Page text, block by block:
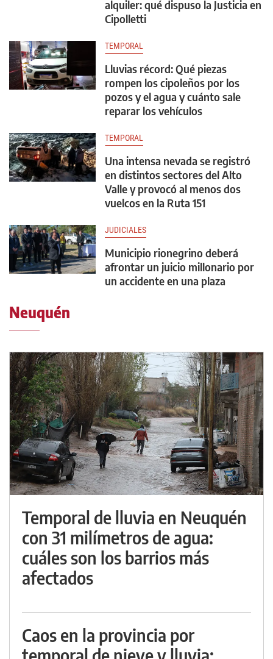
alquiler: qué dispuso la Justicia en
Cipolletti
TEMPORAL
Lluvias récord: Qué piezas
rompen los cipoleños por los
pozos y el agua y cuánto sale
reparar los vehículos
TEMPORAL
Una intensa nevada se registró
en distintos sectores del Alto
Valle y provocó al menos dos
vuelcos en la Ruta 151
JUDICIALES
Municipio rionegrino deberá
afrontar un juicio millonario por
un accidente en una plaza
Neuquén
Temporal de lluvia en Neuquén
con 31 milímetros de agua:
cuáles son los barrios más
afectados
Caos en la provincia por